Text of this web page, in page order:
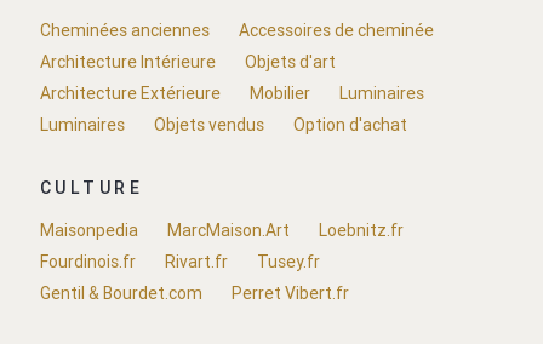
Cheminées anciennes
Accessoires de cheminée
Architecture Intérieure
Objets d'art
Architecture Extérieure
Mobilier
Luminaires
Luminaires
Objets vendus Option d'achat
CULTURE
Maisonpedia
MarcMaison.Art
Loebnitz.fr
Fourdinois.fr
Rivart.fr
Tusey.fr
Gentil & Bourdet.com
Perret Vibert.fr